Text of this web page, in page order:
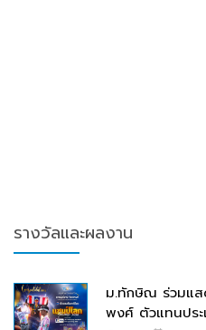
รางวัลและผลงาน
ม.ทักษิณ ร่วมแส
พงศ์ ตัวแทนประ